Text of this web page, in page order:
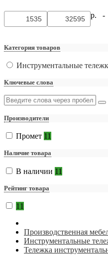
р. -
Категория товаров
Инструментальные
Ключевые слова
Производители
Промет 11
Наличие товара
В наличии 11
Рейтинг товара
11
Производственная
Инструментальные
Тележка